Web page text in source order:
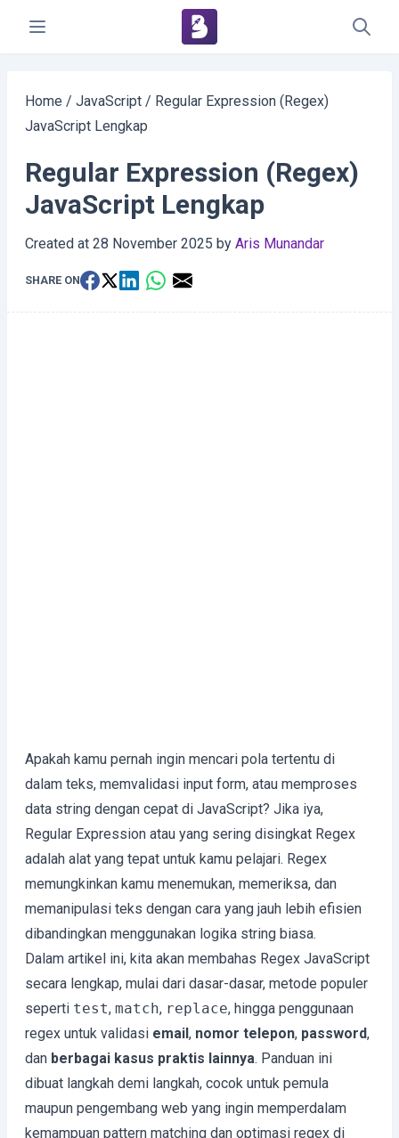
Home / JavaScript / Regular Expression (Regex)
JavaScript Lengkap
Regular Expression (Regex)
JavaScript Lengkap
Created at 28 November 2025 by Aris Munandar
SHARE ON
Apakah kamu pernah ingin mencari pola tertentu di
dalam teks, memvalidasi input form, atau memproses
data string dengan cepat di JavaScript? Jika iya,
Regular Expression atau yang sering disingkat Regex
adalah alat yang tepat untuk kamu pelajari. Regex
memungkinkan kamu menemukan, memeriksa, dan
memanipulasi teks dengan cara yang jauh lebih efisien
dibandingkan menggunakan logika string biasa.
Dalam artikel ini, kita akan membahas Regex JavaScript
secara lengkap, mulai dari dasar-dasar, metode populer
seperti test, match, replace, hingga penggunaan
regex untuk validasi email, nomor telepon, password,
dan berbagai kasus praktis lainnya. Panduan ini
dibuat langkah demi langkah, cocok untuk pemula
maupun pengembang web yang ingin memperdalam
kemampuan pattern matching dan optimasi regex di